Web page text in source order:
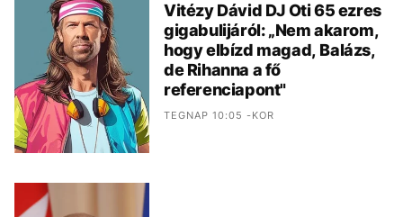
Vitézy Dávid DJ Oti 65 ezres
gigabulijáról: „Nem akarom,
hogy elbízd magad, Balázs,
de Rihanna a fő
referenciapont"
TEGNAP 10:05 -KOR